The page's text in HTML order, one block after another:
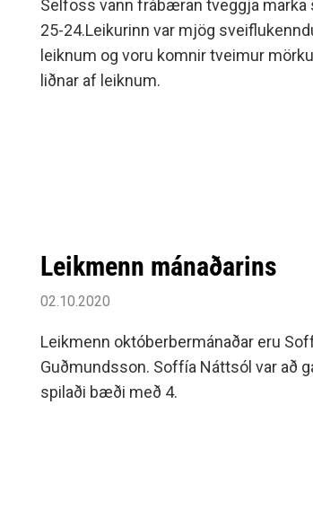
Selfoss vann frábæran tveggja marka
25-24.Leikurinn var mjög
leikn­um og voru komnir tveimur
liðnar af leiknum.
Leikmenn mánaðarins
02.10.2020
Leikmenn októberbermánaðar eru
Guðmundsson. Soffía Náttsól var að
spilaði bæði með 4.